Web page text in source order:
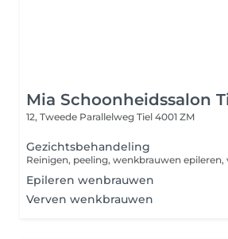
Mia Schoonheidssalon
12, Tweede Parallelweg Tiel 4001 ZM
Gezichtsbehandeling
Epileren wenbrauwen
Verven wenkbrauwen